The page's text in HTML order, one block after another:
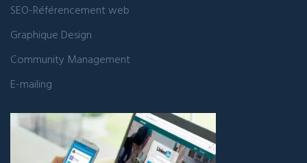
SEO-Référencement web
Graphique Design
Community Management
E-mailing